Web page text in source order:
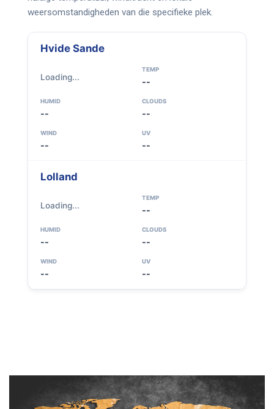
weersomstandigheden van die specifieke plek.
Hvide Sande
Loading...
TEMP
--
HUMID
--
CLOUDS
--
WIND
--
UV
--
Lolland
Loading...
TEMP
--
HUMID
--
CLOUDS
--
WIND
--
UV
--